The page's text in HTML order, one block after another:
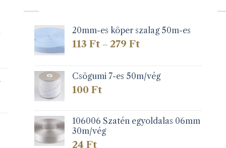
a
termékoldalon
választhatók
a
20mm-es köper szalag 50m-es
113Ft – 279FtÁrtartomány:
279 Ft
Csögumi 7-es 50m/vég
100Ft
106006 Szatén egyoldalas 06mm
30m/vég
24Ft